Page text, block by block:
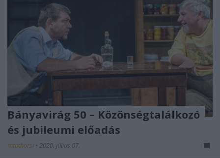
Bányavirág 50 – Közönségtalálkozó
és jubileumi előadás
mtothorsi • 2020. július 07.